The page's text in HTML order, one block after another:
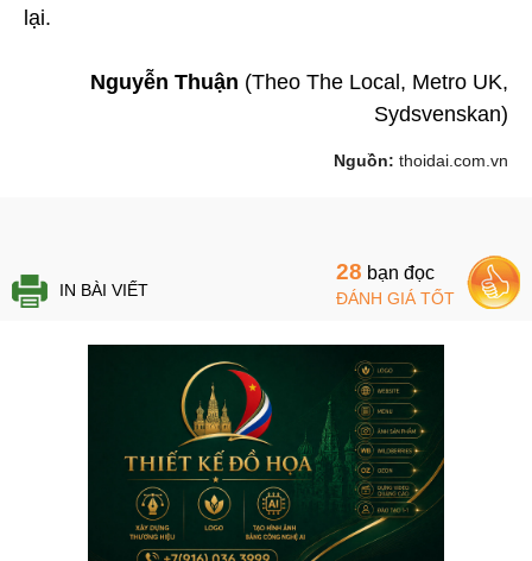
lại.
Nguyễn Thuận (Theo The Local, Metro UK,
Sydsvenskan)
Nguồn: thoidai.com.vn
IN BÀI VIẾT
28 bạn đọc
ĐÁNH GIÁ TỐT